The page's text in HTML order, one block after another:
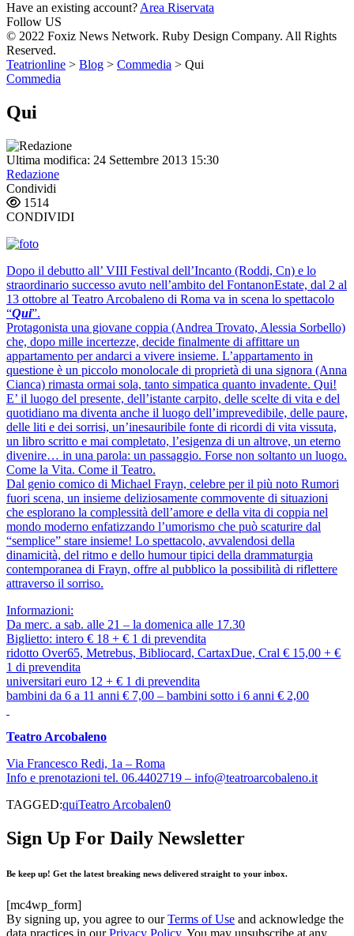
Have an existing account? Area Riservata
Follow US
© 2022 Foxiz News Network. Ruby Design Company. All Rights
Reserved.
Teatrionline > Blog > Commedia > Qui
Commedia
Qui
Ultima modifica: 24 Settembre 2013 15:30
Redazione
Condividi
1514
CONDIVIDI
Dopo il debutto all’ VIII Festival dell’Incanto (Roddi, Cn) e lo
straordinario successo avuto nell’ambito del FontanonEstate, dal 2 al
13 ottobre al Teatro Arcobaleno di Roma va in scena lo spettacolo
“Qui”.
Protagonista una giovane coppia (Andrea Trovato, Alessia Sorbello)
che, dopo mille incertezze, decide finalmente di affittare un
appartamento per andarci a vivere insieme. L’appartamento in
questione è un piccolo monolocale di proprietà di una signora (Anna
Cianca) rimasta ormai sola, tanto simpatica quanto invadente. Qui!
E’ il luogo del presente, dell’istante carpito, delle scelte di vita e del
quotidiano ma diventa anche il luogo dell’imprevedibile, delle paure,
delle liti e dei sorrisi, un’inesauribile fonte di ricordi di vita vissuta,
un libro scritto e mai completato, l’esigenza di un altrove, un eterno
divenire… in una parola: un passaggio. Forse non soltanto un luogo.
Come la Vita. Come il Teatro.
Dal genio comico di Michael Frayn, celebre per il più noto Rumori
fuori scena, un insieme deliziosamente commovente di situazioni
che esplorano la complessità dell’amore e della vita di coppia nel
mondo moderno enfatizzando l’umorismo che può scaturire dal
“semplice” stare insieme! Lo spettacolo, avvalendosi della
dinamicità, del ritmo e dello humour tipici della drammaturgia
contemporanea di Frayn, offre al pubblico la possibilità di riflettere
attraverso il sorriso.
Informazioni:
Da merc. a sab. alle 21 – la domenica alle 17.30
Biglietto: intero € 18 + € 1 di prevendita
ridotto Over65, Metrebus, Bibliocard, CartaxDue, Cral € 15,00 + €
1 di prevendita
universitari euro 12 + € 1 di prevendita
bambini da 6 a 11 anni € 7,00 – bambini sotto i 6 anni € 2,00
Teatro Arcobaleno
Via Francesco Redi, 1a – Roma
Info e prenotazioni tel. 06.4402719 – info@teatroarcobaleno.it
TAGGED:quiTeatro Arcobalen0
Sign Up For Daily Newsletter
Be keep up! Get the latest breaking news delivered straight to your inbox.
[mc4wp_form]
By signing up, you agree to ourTerms of Use and acknowledge the
data practices in ourPrivacy Policy. You may unsubscribe at any